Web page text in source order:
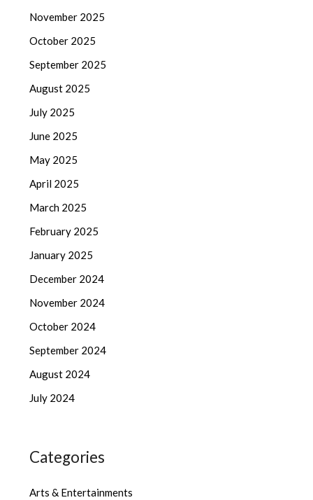
November 2025
October 2025
September 2025
August 2025
July 2025
June 2025
May 2025
April 2025
March 2025
February 2025
January 2025
December 2024
November 2024
October 2024
September 2024
August 2024
July 2024
Categories
Arts & Entertainments